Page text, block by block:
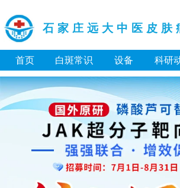
石家庄远大中医皮肤
首页 白斑常识 设备 科研